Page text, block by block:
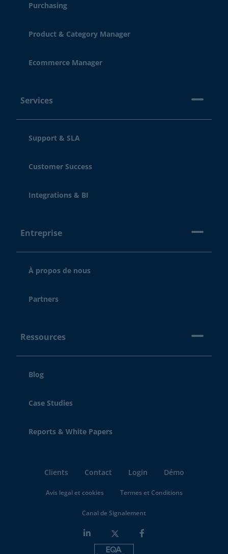
Purchasing
Product & Category Manager
Ecommerce Manager
Services
Support & SLA
Customer Success
Integrations & BI
Entreprise
À propos de nous
Partners
Ressources
Blog
Case Studies
Reports & White Papers
Clients Contact Login Démo
Avis legal et cookies Termes et Conditions
Canal de Signalement